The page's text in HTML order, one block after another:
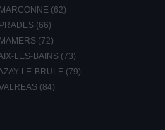
(62)
(66)
(72)
LES-BAINS (73)
LE-BRULE (79)
(84)